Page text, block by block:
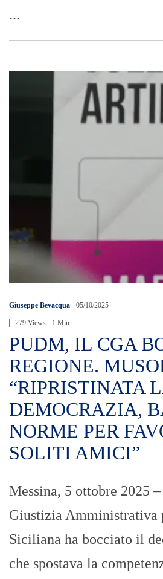
...
Giuseppe Bevacqua - 05/10/2025
279 Views 1 Min
PUDM, IL CGA
REGIONE.
“RIPRISTINATA
DEMOCRAZIA,
NORME PER
SOLITI AMICI”
Messina, 5 ottobre 2025
Giustizia Amministrativa
Siciliana ha bocciato il
che spostava la